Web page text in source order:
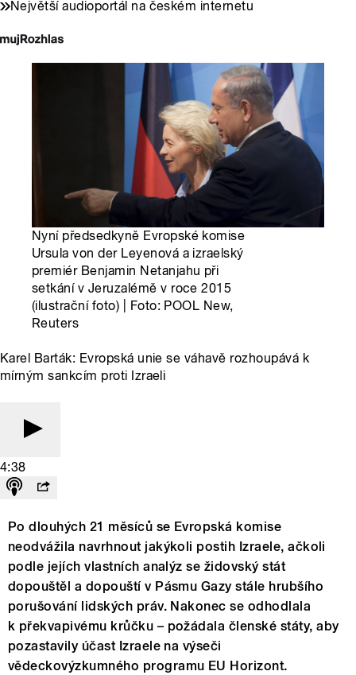
Největší audioportál na českém internetu
Nyní předsedkyně Evropské komise
Ursula von der Leyenová a izraelský
premiér Benjamin Netanjahu při
setkání v Jeruzalémě v roce 2015
(ilustrační foto) | Foto: POOL New,
Reuters
Karel Barták: Evropská unie se váhavě rozhoupává k
mírným sankcím proti Izraeli
4:38
Po dlouhých 21 měsíců se Evropská komise
neodvážila navrhnout jakýkoli postih Izraele, ačkoli
podle jejích vlastních analýz se židovský stát
dopouštěl a dopouští v Pásmu Gazy stále hrubšího
porušování lidských práv. Nakonec se odhodlala
k překvapivému krůčku – požádala členské státy, aby
pozastavily účast Izraele na výseči
vědeckovýzkumného programu EU Horizont.